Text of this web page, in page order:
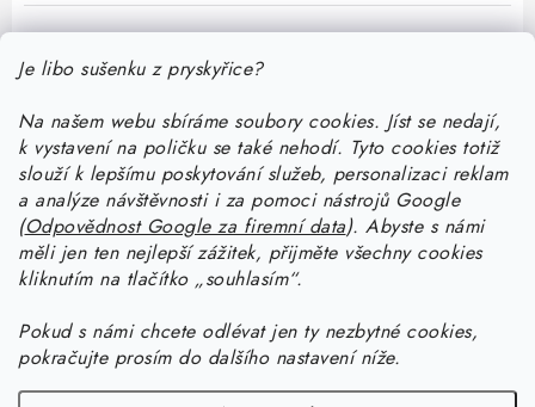
Je libo sušenku z pryskyřice?
Na našem webu sbíráme soubory cookies. Jíst se nedají,
k vystavení na poličku se také nehodí. Tyto cookies totiž
slouží k lepšímu poskytování služeb, personalizaci reklam
a analýze návštěvnosti i za pomoci nástrojů Google
(Odpovědnost Google za firemní data). Abyste s námi
měli jen ten nejlepší zážitek, přijměte všechny cookies
kliknutím na tlačítko „souhlasím“.
Pokud s námi chcete odlévat jen ty nezbytné cookies,
pokračujte prosím do dalšího nastavení níže.
Informace pro vás
Doprava a platba
Stav objednávky
Jak pracovat s pryskyřicí
Začněte tvořit s pryskyřicí: stáhněte si zdarma e-book pro
začátečníky
Návody na výrobky z pryskyřice
Začněte tvořit s pryskyřicí: stáhněte si zdarma e-book pro